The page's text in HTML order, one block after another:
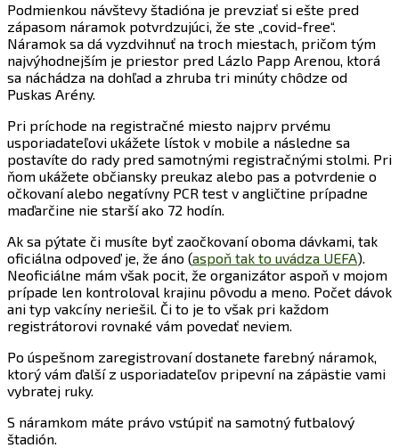
Podmienkou návštevy štadióna je prevziať si ešte pred
zápasom náramok potvrdzujúci, že ste „covid-free“.
Náramok sa dá vyzdvihnuť na troch miestach, pričom tým
najvýhodnejším je priestor pred Lázlo Papp Arenou, ktorá
sa náchádza na dohľad a zhruba tri minúty chôdze od
Puskas Arény.
Pri príchode na registračné miesto najprv prvému
usporiadateľovi ukážete lístok v mobile a následne sa
postavíte do rady pred samotnými registračnými stolmi. Pri
ňom ukážete občiansky preukaz alebo pas a potvrdenie o
očkovaní alebo negatívny PCR test v angličtine prípadne
maďarčine nie starší ako 72 hodín.
Ak sa pýtate či musíte byť zaočkovaní oboma dávkami, tak
oficiálna odpoveď je, že áno (aspoň tak to uvádza UEFA).
Neoficiálne mám však pocit, že organizátor aspoň v mojom
prípade len kontroloval krajinu pôvodu a meno. Počet dávok
ani typ vakcíny neriešil. Či to je to však pri každom
registrátorovi rovnaké vám povedať neviem.
Po úspešnom zaregistrovaní dostanete farebný náramok,
ktorý vám ďalší z usporiadateľov pripevní na zápästie vami
vybratej ruky.
S náramkom máte právo vstúpiť na samotný futbalový
štadión.